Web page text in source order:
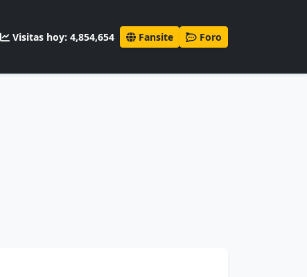
Visitas hoy: 4,854,654 Fansite Foro